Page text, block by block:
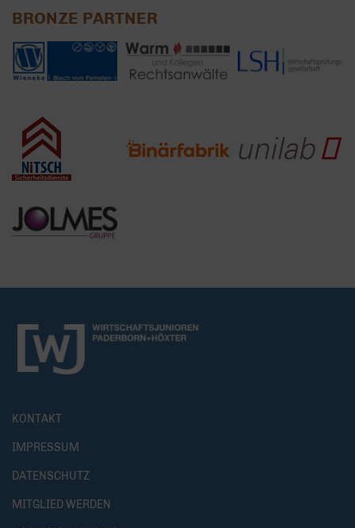
BRONZE PARTNER
KONTAKT
IMPRESSUM
DATENSCHUTZ
MITGLIED WERDEN